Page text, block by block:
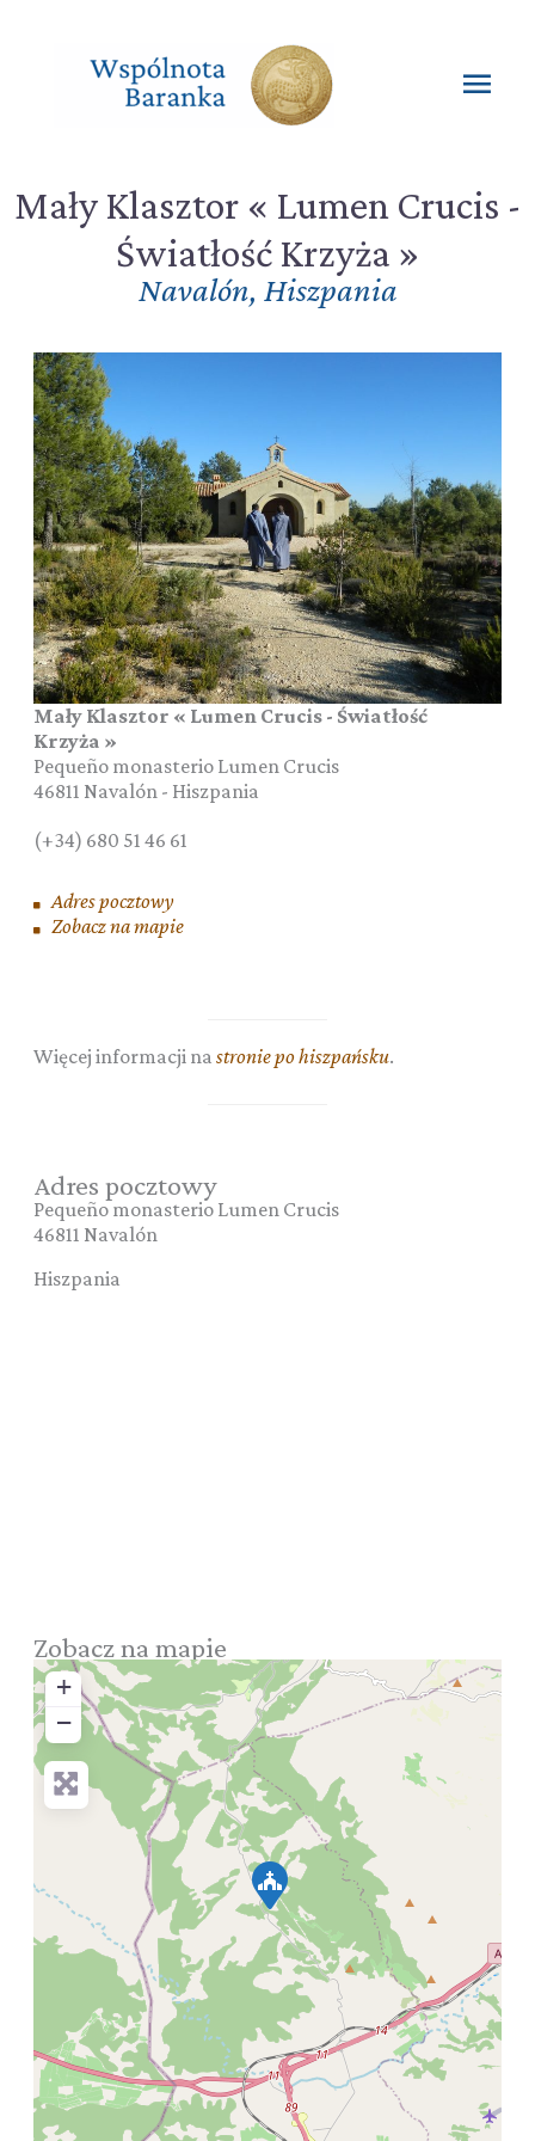
Mały Klasztor « Lumen Crucis -
Światłość Krzyża »
Navalón, Hiszpania
Mały Klasztor « Lumen Crucis - Światłość
Krzyża »
Pequeño monasterio Lumen Crucis
46811 Navalón- Hiszpania
(+34) 680 51 46 61
Adres pocztowy
Zobacz na mapie
Więcej informacji na stronie po hiszpańsku.
Adres pocztowy
Pequeño monasterio Lumen Crucis
46811 Navalón
Hiszpania
Zobacz na mapie
+
−